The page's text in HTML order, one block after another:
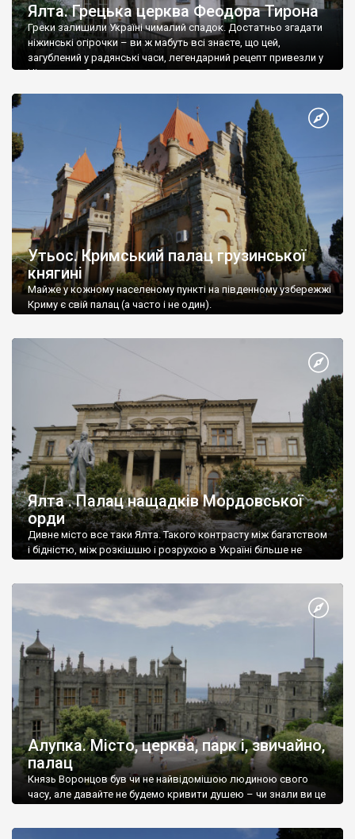
Ялта. Грецька церква Феодора Тирона
Греки залишили Україні чималий спадок. Достатньо згадати
ніжинські огірочки – ви ж мабуть всі знаєте, що цей,
загублений у радянські часи, легендарний рецепт привезли у
Ніжин греки?
Утьос. Кримський палац грузинської
княгині
Майже у кожному населеному пункті на південному узбережжі
Криму є свій палац (а часто і не один).
Ялта . Палац нащадків Мордовської
орди
Дивне місто все таки Ялта. Такого контрасту між багатством
і бідністю, між розкішшю і розрухою в Україні більше не
Алупка. Місто, церква, парк і, звичайно,
палац
Князь Воронцов був чи не найвідомішою людиною свого
часу, але давайте не будемо кривити душею – чи знали ви це